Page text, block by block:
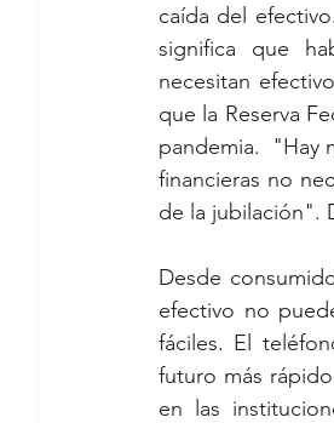
caída del
significa que
necesitan
que la Reserva
pandemia.  "Hay
financieras no
de la jubilación".
Desde
efectivo no
fáciles. El
futuro más
en las